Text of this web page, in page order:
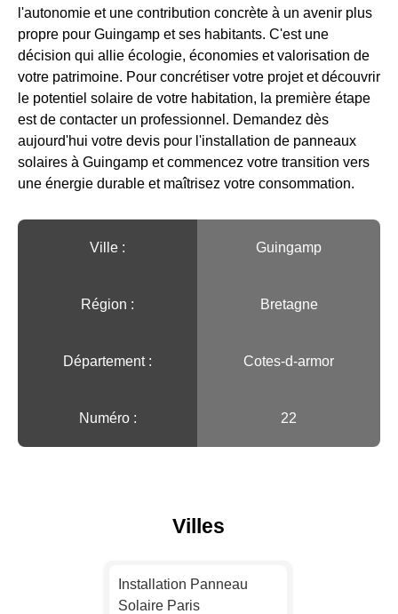
l'autonomie et une contribution concrète à un avenir plus
propre pour Guingamp et ses habitants. C'est une
décision qui allie écologie, économies et valorisation de
votre patrimoine. Pour concrétiser votre projet et découvrir
le potentiel solaire de votre habitation, la première étape
est de contacter un professionnel. Demandez dès
aujourd'hui votre devis pour l'installation de panneaux
solaires à Guingamp et commencez votre transition vers
une énergie durable et maîtrisez votre consommation.
Ville :️ Guingamp
Région :️ Bretagne
Département : Cotes-d-armor
Numéro : 22
Villes
Installation Panneau
Solaire Paris